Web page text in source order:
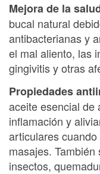
Mejora de la
bucal natural
antibacterianas y
el mal aliento, las
gingivitis y otras
Propiedades
aceite esencial de
inflamación y
articulares
masajes.
insectos,